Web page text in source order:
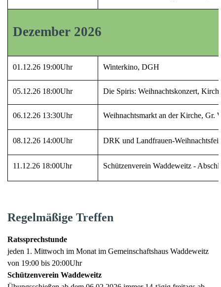
Dezember 2026
01.12.26 19:00Uhr Winterkino, DGH
05.12.26 18:00Uhr Die Spiris: Weihnachtskonzert,
06.12.26 13:30Uhr Weihnachtsmarkt an der Kirche, Gr.
08.12.26 14:00Uhr DRK und Landfrauen-
11.12.26 18:00Uhr Schützenverein Waddeweitz -
Regelmäßige Treffen
Ratssprechstunde
jeden 1. Mittwoch im Monat im Gemeinschaftshaus Waddeweitz
von 19:00 bis 20:00Uhr
Schützenverein Waddeweitz